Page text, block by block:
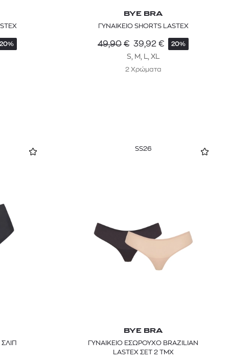
20%
BYE BRA
ΓΥΝΑΙΚΕΙΟ SHORTS LASTEX
49,90 € 39,92 € 20%
S, M, L, XL
2 Χρώματα
SS26
BYE BRA
ΓΥΝΑΙΚΕΙΟ ΕΣΩΡΟΥΧΟ BRAZILIAN
LASTEX ΣΕΤ 2 ΤΜΧ